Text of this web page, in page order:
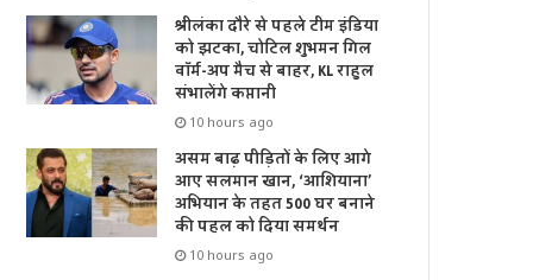
श्रीलंका दौरे से पहले टीम इंडिया
को झटका, चोटिल शुभमन गिल
वॉर्म-अप मैच से बाहर, KL राहुल
संभालेंगे कप्तानी
10 hours ago
असम बाढ़ पीड़ितों के लिए आगे
आए सलमान खान, ‘आशियाना’
अभियान के तहत 500 घर बनाने
की पहल को दिया समर्थन
10 hours ago